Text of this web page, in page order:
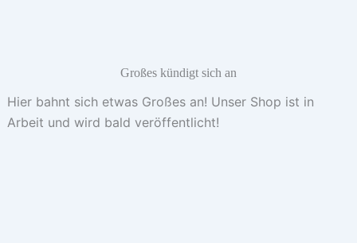
Großes kündigt sich an
Hier bahnt sich etwas Großes an! Unser Shop ist in
Arbeit und wird bald veröffentlicht!